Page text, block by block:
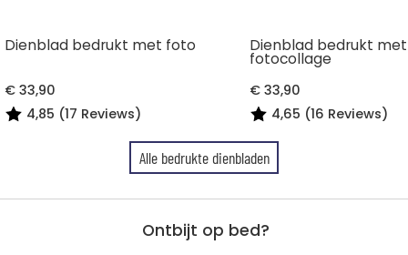
Dienblad bedrukt met foto
€ 33,90
4,85 (17 Reviews)
Dienblad bedrukt met
fotocollage
€ 33,90
4,65 (16 Reviews)
Alle bedrukte dienbladen
Ontbijt op bed?